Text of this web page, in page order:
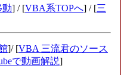
動] / [VBA系TOPへ] / [三
]/ [VBA 三流君のソース
で動画解説]